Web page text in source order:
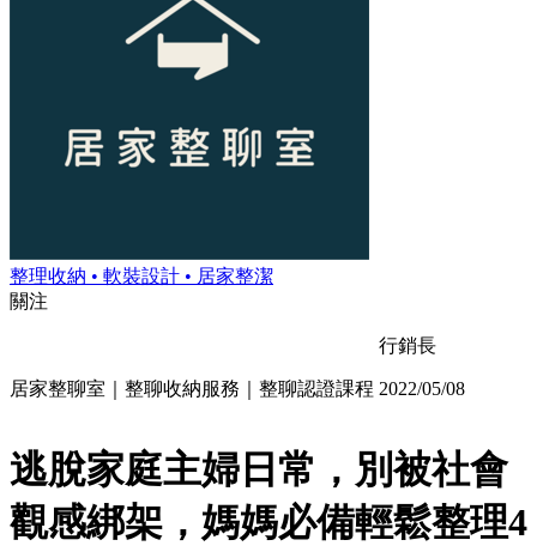
整理收納 • 軟裝設計 • 居家整潔
關注
居家整聊室｜整聊收納服務｜整聊認證課程
行銷長
2022/05/08
逃脫家庭主婦日常，別被社會
觀感綁架，媽媽必備輕鬆整理4